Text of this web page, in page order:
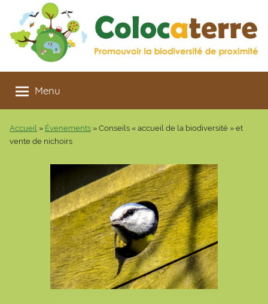
contenu
Colocaterre
Promouvoir
la
proximité
Menu
Accueil » Évenements » Conseils « accueil de la biodiversité » et
vente de nichoirs